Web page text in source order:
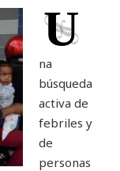
U
na
búsqueda
activa de
febriles y
de
personas